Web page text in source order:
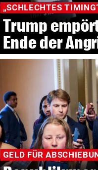
„SCHLECHTES
Trump
Ende der
GELD FÜR